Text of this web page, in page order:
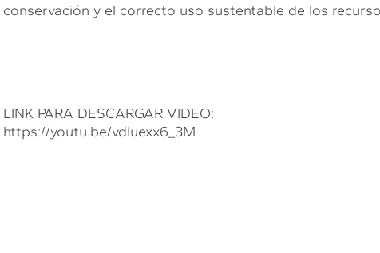
conservación y el correcto uso sustentable de los
LINK PARA DESCARGAR VIDEO:
https://youtu.be/vdIuexx6_3M